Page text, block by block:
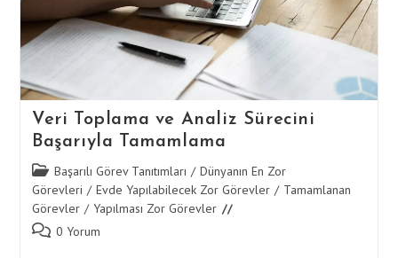
Veri Toplama ve Analiz Sürecini
Başarıyla Tamamlama
Post
category:
Başarılı Görev Tanıtımları / Dünyanın En Zor
Görevleri / Evde Yapılabilecek Zor Görevler / Tamamlanan
Görevler / Yapılması Zor Görevler
Post 0 Yorum